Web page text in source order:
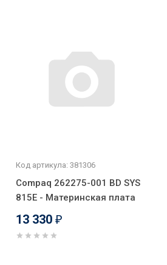
Код артикула: 381306
Compaq 262275-001 BD SYS
815E - Материнская плата
13 330 ₽